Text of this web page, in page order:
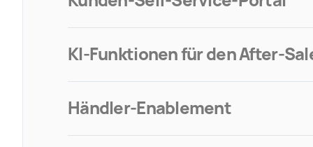
KI-Funktionen für den After-
Händler-Enablement